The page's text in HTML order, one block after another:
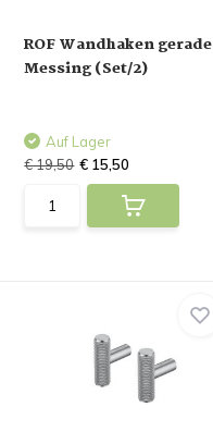
ROF Wandhaken gerade
Messing (Set/2)
Auf Lager
€ 19,50 € 15,50